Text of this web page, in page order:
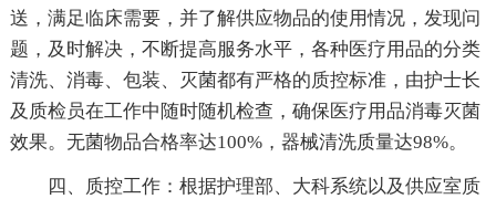
送，满足临床需要，并了解供应物品的使用情况，发现问
题，及时解决，不断提高服务水平，各种医疗用品的分类
清洗、消毒、包装、灭菌都有严格的质控标准，由护士长
及质检员在工作中随时随机检查，确保医疗用品消毒灭菌
效果。无菌物品合格率达100%，器械清洗质量达98%。
四、质控工作：根据护理部、大科系统以及供应室质